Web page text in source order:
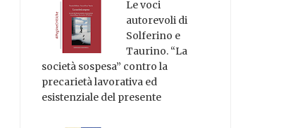
Le voci
autorevoli di
Solferino e
Taurino. “La
società sospesa” contro la
precarietà lavorativa ed
esistenziale del presente